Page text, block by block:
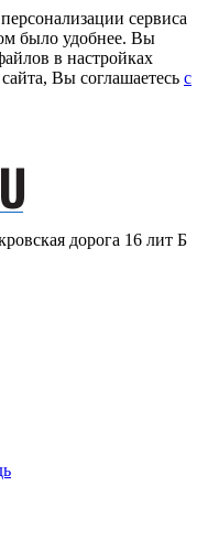
сервиса
было удобнее. Вы
в настройках
Вы соглашаетесь c
дорога 16 лит Б